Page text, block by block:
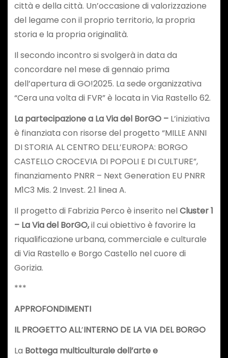
città e della città. Un’occasione di valorizzazione
del legame con il proprio territorio, la propria
storia e la propria originalità.
Il secondo incontro si svolgerà in data da
concordare nel mese di gennaio prima
dell’apertura di GO!2025. La sede organizzativa
“Cera una volta di FVR” è locata in Via Rastello 62.
La partecipazione a La Via del BorGO – L’iniziativa
è finanziata con risorse del progetto “MILLE ANNI
DI STORIA AL CENTRO DELL’EUROPA: BORGO
CASTELLO CROCEVIA DI POPOLI E DI CULTURE”,
finanziamento PNRR – Next Generation EU PNRR
M1C3 Mis. 2 Invest. 2.1 linea A.
Il progetto di Fabrizia Perco è inserito nelCluster 1
– La Via del BorGO,il cui obiettivo è favorire la
riqualificazione urbana, commerciale e culturale
di Via Rastello e Borgo Castello nel cuore di
Gorizia.
***
APPROFONDIMENTI
IL PROGETTO ALL’INTERNO DE LA VIA DEL BORGO
La Bottega multiculturale dell’arte e